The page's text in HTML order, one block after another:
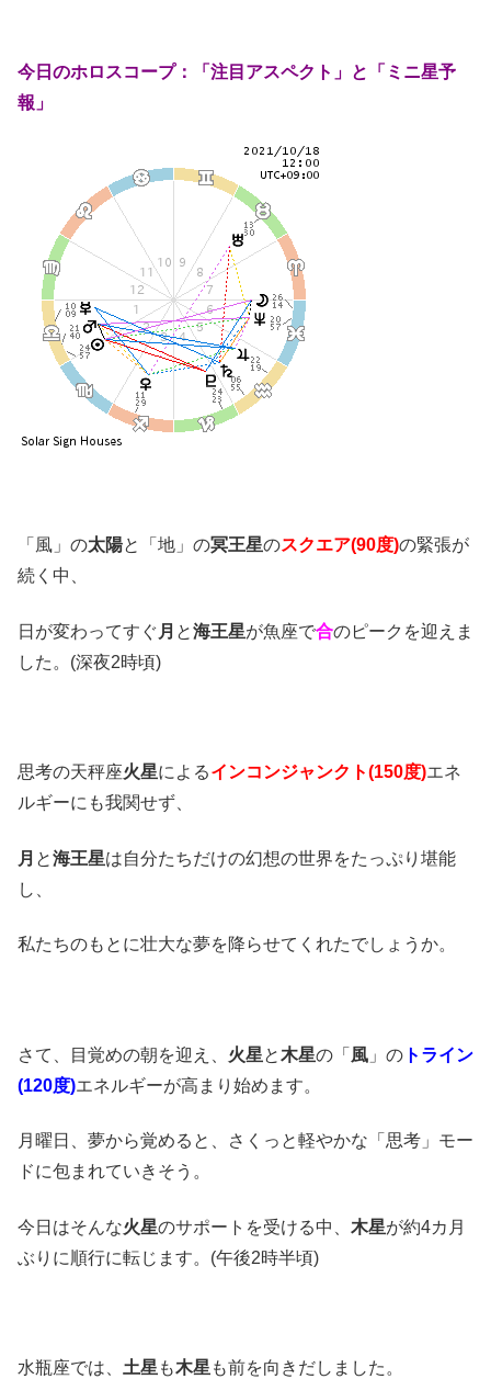
今日のホロスコープ：「注目アスペクト」と「ミニ星予
報」
「風」の太陽と「地」の冥王星のスクエア(90度)の緊張が
続く中、
日が変わってすぐ 月 と海王星が魚座で合のピークを迎えま
した。(深夜2時頃)
思考の天秤座火星によるインコンジャンクト(150度)エネ
ルギーにも我関せず、
月 と海王星は自分たちだけの幻想の世界をたっぷり堪能
し、
私たちのもとに壮大な夢を降らせてくれたでしょうか。
さて、目覚めの朝を迎え、 火星と木星の「 風 」の トライン
(120度)エネルギーが高まり始めます。
月曜日、夢から覚めると、さくっと軽やかな「思考」モー
ドに包まれていきそう。
今日はそんな火星のサポートを受ける中、 木星が約4カ月
ぶりに順行に転じます。(午後2時半頃)
水瓶座では、 土星も木星も前を向きだしました。